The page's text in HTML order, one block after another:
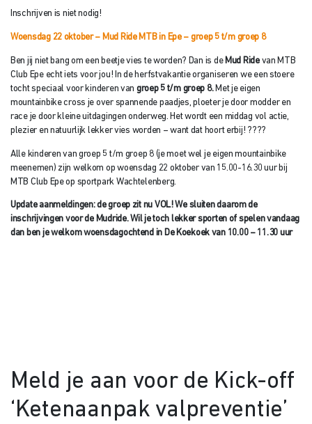
Inschrijven is niet nodig!
Woensdag 22 oktober – Mud Ride MTB in Epe – groep 5 t/m groep 8
Ben jij niet bang om een beetje vies te worden? Dan is de Mud Ridevan MTB
Club Epe echt iets voor jou! In de herfstvakantie organiseren we een stoere
tocht speciaal voor kinderen van groep 5 t/m groep 8. Met je eigen
mountainbike cross je over spannende paadjes, ploeter je door modder en
race je door kleine uitdagingen onderweg. Het wordt een middag vol actie,
plezier en natuurlijk lekker vies worden – want dat hoort erbij! ????
Alle kinderen van groep 5 t/m groep 8 (je moet wel je eigen mountainbike
meenemen) zijn welkom op woensdag 22 oktober van 15.00-16.30 uur bij
MTB Club Epe op sportpark Wachtelenberg.
Update aanmeldingen: de groep zit nu VOL! We sluiten daarom de
inschrijvingen voor de Mudride. Wil je toch lekker sporten of spelen vandaag
dan ben je welkom woensdagochtend in De Koekoek van 10.00 – 11.30 uur
Meld je aan voor de Kick-off
‘Ketenaanpak valpreventie’